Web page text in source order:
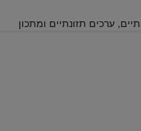
ערכים תזונתיים ומתכון